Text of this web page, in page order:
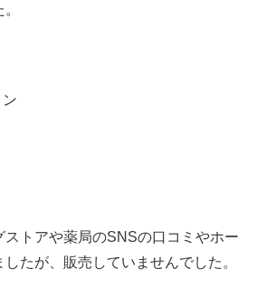
ストアや薬局のSNSの口コミやホー
たが、販売していませんでした。